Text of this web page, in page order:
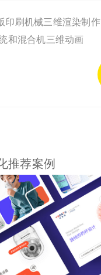
印刷机械三维渲染制作
和混合机三维动画
推荐案例